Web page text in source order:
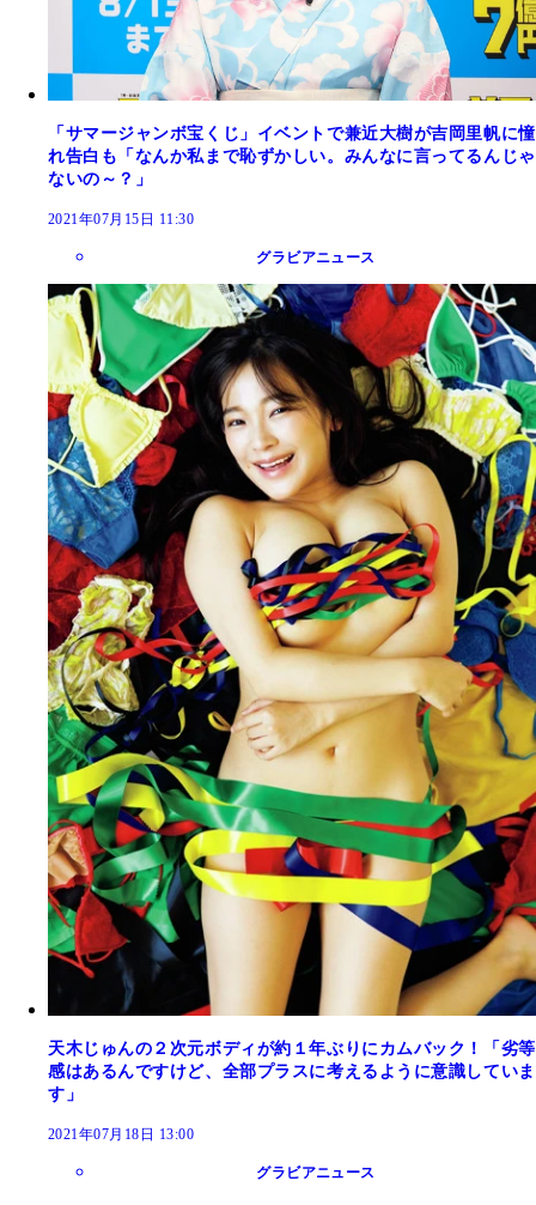
「サマージャンボ宝くじ」イベントで兼近大樹が吉岡里帆に憧
れ告白も「なんか私まで恥ずかしい。みんなに言ってるんじゃ
ないの～？」
2021年07月15日 11:30
グラビアニュース
天木じゅんの２次元ボディが約１年ぶりにカムバック！「劣等
感はあるんですけど、全部プラスに考えるように意識していま
す」
2021年07月18日 13:00
グラビアニュース